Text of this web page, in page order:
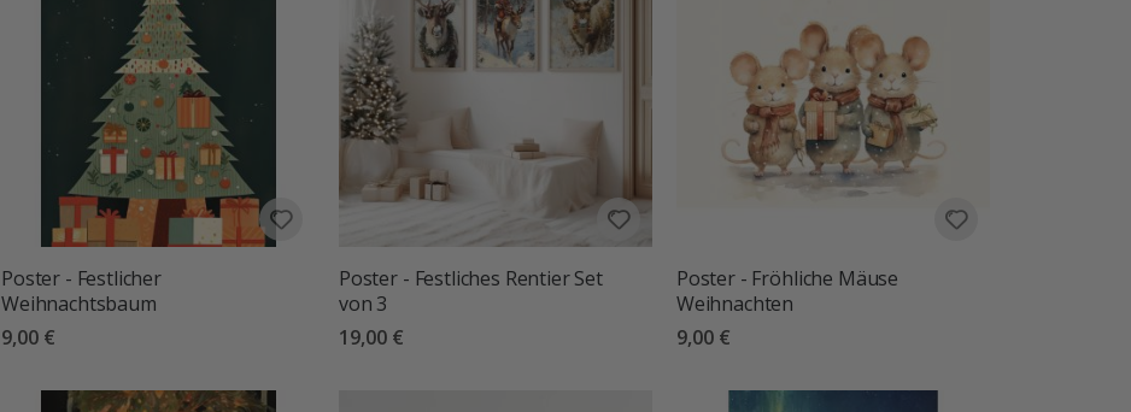
Poster - Festlicher
Weihnachtsbaum
9,00 €
Poster - Festliches Rentier Set
von 3
19,00 €
Poster - Fröhliche Mäuse
Weihnachten
9,00 €